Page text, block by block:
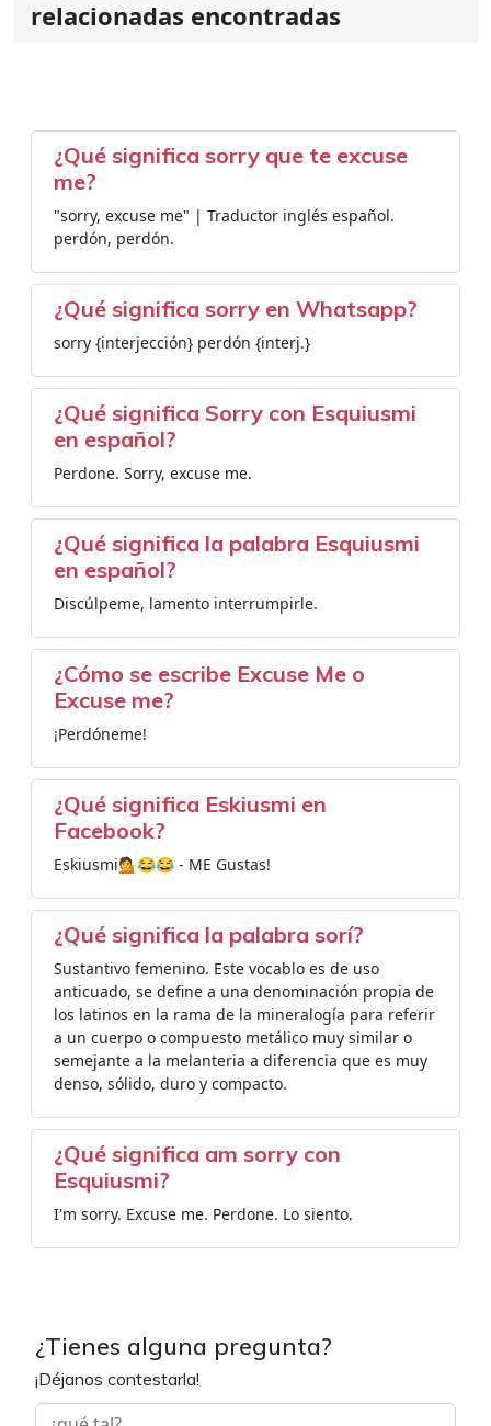
relacionadas encontradas
¿Qué significa sorry que te excuse
me?
"sorry, excuse me" | Traductor inglés español.
perdón, perdón.
¿Qué significa sorry en Whatsapp?
sorry {interjección} perdón {interj.}
¿Qué significa Sorry con Esquiusmi
en español?
Perdone. Sorry, excuse me.
¿Qué significa la palabra Esquiusmi
en español?
Discúlpeme, lamento interrumpirle.
¿Cómo se escribe Excuse Me o
Excuse me?
¡Perdóneme!
¿Qué significa Eskiusmi en
Facebook?
Eskiusmi💁😂😂 - ME Gustas!
¿Qué significa la palabra sorí?
Sustantivo femenino. Este vocablo es de uso
anticuado, se define a una denominación propia de
los latinos en la rama de la mineralogía para referir
a un cuerpo o compuesto metálico muy similar o
semejante a la melanteria a diferencia que es muy
denso, sólido, duro y compacto.
¿Qué significa am sorry con
Esquiusmi?
I'm sorry. Excuse me. Perdone. Lo siento.
¿Tienes alguna pregunta?
¡Déjanos contestarla!